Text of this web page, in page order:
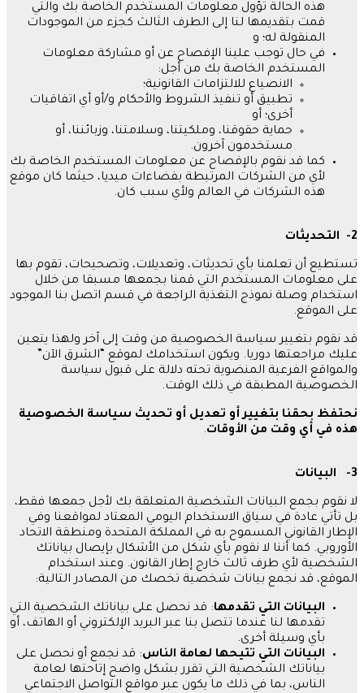
هذه الحالة تؤول معلومات المستخدم الخاصة بك والتي
قمت بتقديمها لنا إلى الطرف الثالث كجزء من الموجودات
المنقولة له؛ و
في حال توجب علينا الإفصاح عن أو مشاركة معلومات
المستخدم الخاصة بك من أجل:
الانصياع للالتزامات القانونية؛
تطبيق أو تنفيذ الشروط والأحكام و/أو أي اتفاقيات
أخرى؛ أو
حماية حقوقنا، وملكيتنا، وسلامتنا، وزبائننا، أو
مستخدمون آخرون.
كما قد نقوم بالإفصاح عن معلومات المستخدم الخاصة بك
لأي من الشركات المرتبطة بفضاءات ميديا، حيثما كان موقع
هذه الشركات في العالم ولأي سبب كان.
2- التحديثات
تستطيع أن تعلمنا بأي تحديثات، وتعديلات، وتصحيحات، تقوم بها
على معلومات المستخدم التي قمنا بجمعها مسبقا من خلال
استخدام وصلة نموذج التغذية الراجعة في قسم اتصل بنا الموجود
على الموقع.
قد نقوم بتغيير سياسة الخصوصية من وقت إلى آخر ولهذا يتعين
عليك مراجعتها دوريا. ويكون استخدامك لموقع الشرق الآن”
والمواقع الفرعية المنضوية تحته دلالة على قبول سياسة
الخصوصية المطبقة في ذلك الوقت.
نحتفظ بحقنا بتغيير أو تعديل أو تحديث سياسة الخصوصية
هذه في أي وقت من الأوقات.
3- البيانات
لا نقوم بجمع البيانات الشخصية المتعلقة بك لأجل جمعها فقط،
بل تأتي عادة في سياق الاستخدام اليومي المعتاد لمواقعنا وفي
الإطار القانوني المسموح به في المملكة المتحدة ومنطقة الاتحاد
الأوروبي. كما أننا لا نقوم بأي شكل من الأشكال بإيصال بياناتك
الشخصية لأي طرف ثالث خارج إطار القانون. وعند استخدام
الموقع، قد نجمع بيانات شخصية تخصك من المصادر التالية:
البيانات التي تقدمها: قد نحصل على بياناتك الشخصية التي
تقدمها لنا عندما تتصل بنا عبر البريد الإلكتروني أو الهاتف، أو
بأي وسيلة أخرى.
البيانات التي تتيحها لعامة الناس: قد نجمع أو نحصل على
بياناتك الشخصية التي تقرر بشكل واضح إتاحتها لعامة
الناس، بما في ذلك ما يكون عبر مواقع التواصل الاجتماعي